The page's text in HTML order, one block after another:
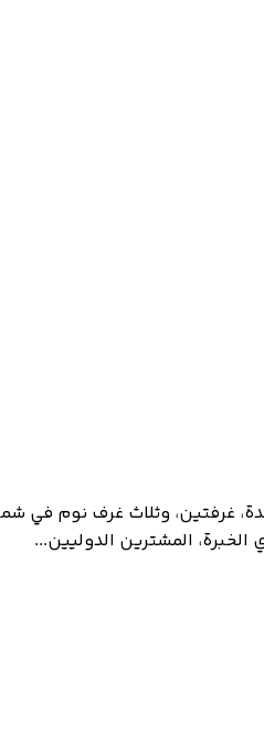
المشترين الدوليين...